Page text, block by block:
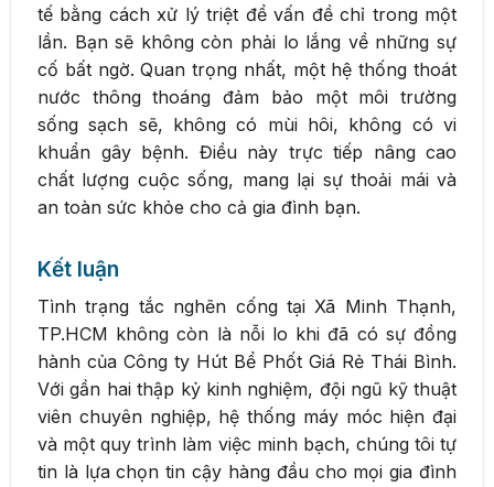
tế bằng cách xử lý triệt để vấn đề chỉ trong một
lần. Bạn sẽ không còn phải lo lắng về những sự
cố bất ngờ. Quan trọng nhất, một hệ thống thoát
nước thông thoáng đảm bảo một môi trường
sống sạch sẽ, không có mùi hôi, không có vi
khuẩn gây bệnh. Điều này trực tiếp nâng cao
chất lượng cuộc sống, mang lại sự thoải mái và
an toàn sức khỏe cho cả gia đình bạn.
Kết luận
Tình trạng tắc nghẽn cống tại Xã Minh Thạnh,
TP.HCM không còn là nỗi lo khi đã có sự đồng
hành của Công ty Hút Bể Phốt Giá Rẻ Thái Bình.
Với gần hai thập kỷ kinh nghiệm, đội ngũ kỹ thuật
viên chuyên nghiệp, hệ thống máy móc hiện đại
và một quy trình làm việc minh bạch, chúng tôi tự
tin là lựa chọn tin cậy hàng đầu cho mọi gia đình